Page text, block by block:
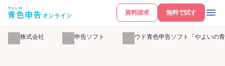
無料で試す
資料請求
弥生株式会社 確定申告ソフト クラウド青色申告ソフト「やよいの